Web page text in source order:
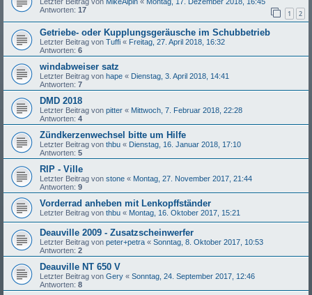
Antworten: 17 1 2
Getriebe- oder Kupplungsgeräusche im Schubbetrieb
Letzter Beitrag von Tuffi « Freitag, 27. April 2018, 16:32
Antworten: 6
windabweiser satz
Letzter Beitrag von hape « Dienstag, 3. April 2018, 14:41
Antworten: 7
DMD 2018
Letzter Beitrag von pitter « Mittwoch, 7. Februar 2018, 22:28
Antworten: 4
Zündkerzenwechsel bitte um Hilfe
Letzter Beitrag von thbu « Dienstag, 16. Januar 2018, 17:10
Antworten: 5
RIP - Ville
Letzter Beitrag von stone « Montag, 27. November 2017, 21:44
Antworten: 9
Vorderrad anheben mit Lenkopffständer
Letzter Beitrag von thbu « Montag, 16. Oktober 2017, 15:21
Deauville 2009 - Zusatzscheinwerfer
Letzter Beitrag von peter+petra « Sonntag, 8. Oktober 2017, 10:53
Antworten: 2
Deauville NT 650 V
Letzter Beitrag von Gery « Sonntag, 24. September 2017, 12:46
Antworten: 8